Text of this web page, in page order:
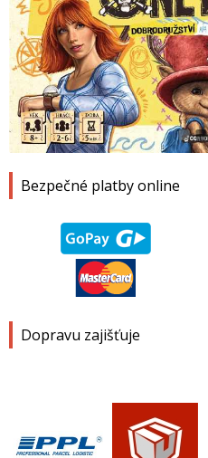
Bezpečné platby online
Dopravu zajišťuje